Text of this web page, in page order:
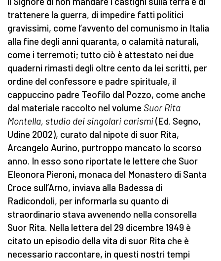
trattenere la guerra, di impedire fatti politici
gravissimi, come l’avvento del comunismo in Italia
alla fine degli anni quaranta, o calamità naturali,
come i terremoti; tutto ciò è attestato nei due
quaderni rimasti degli oltre cento da lei scritti, per
ordine del confessore e padre spirituale, il
cappuccino padre Teofilo dal Pozzo, come anche
dal materiale raccolto nel volume Suor Rita
Montella, studio dei singolari carismi(Ed. Segno,
Udine 2002), curato dal nipote di suor Rita,
Arcangelo Aurino, purtroppo mancato lo scorso
anno. In esso sono riportate le lettere che Suor
Eleonora Pieroni, monaca del Monastero di Santa
Croce sull’Arno, inviava alla Badessa di
Radicondoli, per informarla su quanto di
straordinario stava avvenendo nella consorella
Suor Rita. Nella lettera del 29 dicembre 1949 è
citato un episodio della vita di suor Rita che è
necessario raccontare, in questi nostri tempi